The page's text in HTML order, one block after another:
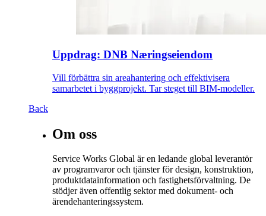
Uppdrag: DNB Næringseiendom
Vill förbättra sin areahantering och effektivisera
samarbetet i byggprojekt. Tar steget till BIM-modeller.
Back
Om oss
Service Works Global är en ledande global leverantör
av programvaror och tjänster för design, konstruktion,
produktdatainformation och fastighetsförvaltning. De
stödjer även offentlig sektor med dokument- och
ärendehanteringssystem.